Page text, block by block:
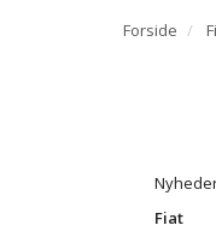
Forside
Fiat